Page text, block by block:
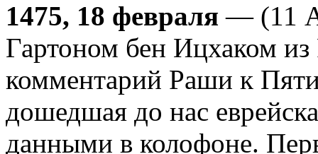
1475, 18 февраля — (11
Гартоном бен Ицхаком
комментарий Раши к
дошедшая до нас
данными в колофоне.